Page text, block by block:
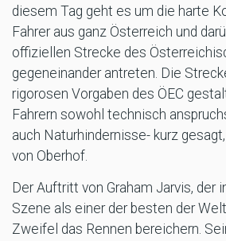
diesem Tag geht es um die harte
Fahrer aus ganz Österreich und
offiziellen Strecke des
gegeneinander antreten. Die
rigorosen Vorgaben des ÖEC
Fahrern sowohl technisch
auch Naturhindernisse- kurz
von Oberhof.
Der Auftritt von Graham Jarvis, der
Szene als einer der besten der
Zweifel das Rennen bereichern.